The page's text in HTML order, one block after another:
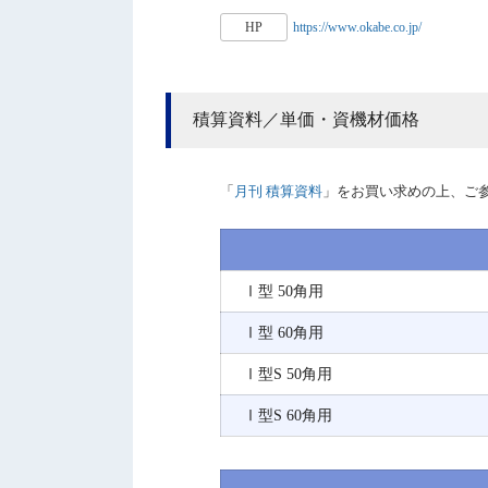
HP https://www.okabe.co.jp/
積算資料／単価・資機材価格
「 月刊 積算資料 」をお買い求めの上、ご
Ⅰ型 50角用
Ⅰ型 60角用
Ⅰ型S 50角用
Ⅰ型S 60角用